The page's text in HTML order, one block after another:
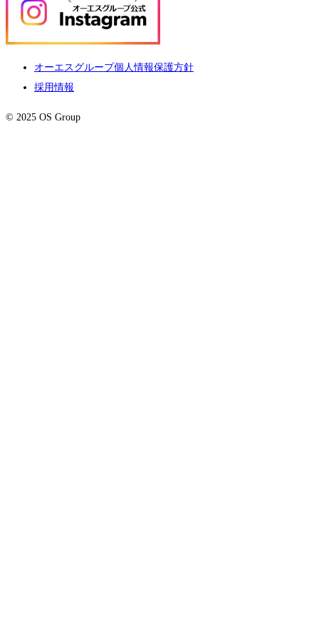
オーエスグループ個人情報保護方針
採用情報
© 2025 OS Group